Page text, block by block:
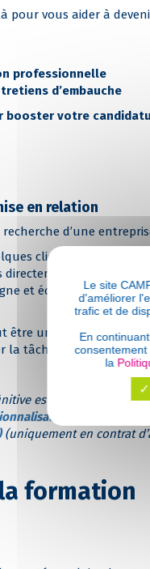
pour vous aider à
professionnelle
d’embauche
booster votre
en relation
d’une
clics
directement
et échangez
être un défi, mais notre
la tâche !
est conditionnée
(uniquement en contrat
formation
Le site
d'améliorer
trafic et de
En
la
✓